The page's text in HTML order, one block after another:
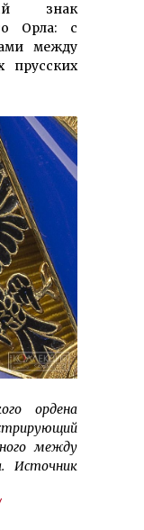
знак
Орла: с
между
прусских
ордена
между
Источник